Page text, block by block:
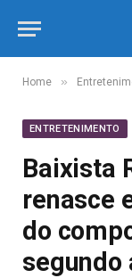
Home »
ENTRETENIMENTO
Baixista
renasce
do
segundo